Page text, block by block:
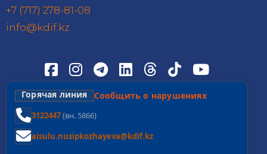
+7 (717) 278-81-08
info@kdif.kz
Горячая линия Сообщить о нарушениях
3122447(вн. 5866)
aisulu.nusipkozhayeva@kdif.kz